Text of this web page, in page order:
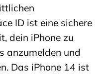
ID ist eine sichere
dein iPhone zu
anzumelden und
Das iPhone 14 ist